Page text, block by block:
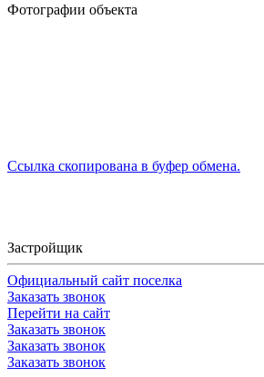
Фотографии объекта
Ссылка скопирована в буфер обмена.
Застройщик
Официальный сайт поселка
Заказать звонок
Перейти на сайт
Заказать звонок
Заказать звонок
Заказать звонок